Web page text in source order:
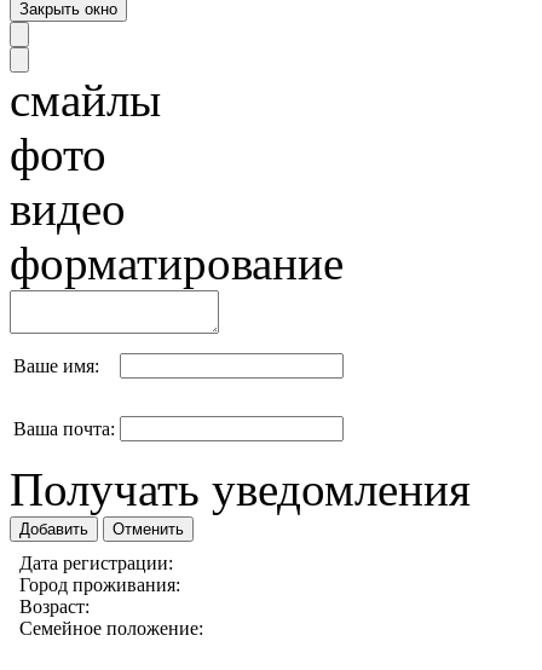
смайлы
фото
видео
форматирование
Ваше имя:
Ваша почта:
Получать уведомления
Дата регистрации:
Город проживания:
Возраст:
Семейное положение: